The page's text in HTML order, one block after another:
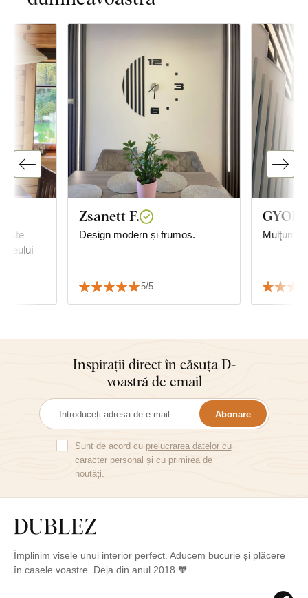
este
leului
Zsanett F.
Design modern și frumos.
5/5
Inspirații direct în căsuța D-
voastră de email
Abonare
Sunt de acord cu prelucrarea datelor cu
caracter personal și cu primirea de
noutăți.
Împlinim visele unui interior perfect. Aducem bucurie și plăcere
în casele voastre. Deja din anul 2018 🧡